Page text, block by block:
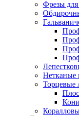
Фрезы
Нетканые
Торцевые